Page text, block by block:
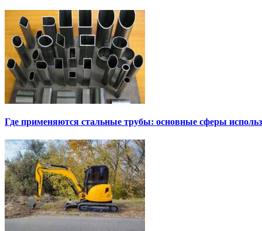
Где применяются стальные трубы: основные сферы